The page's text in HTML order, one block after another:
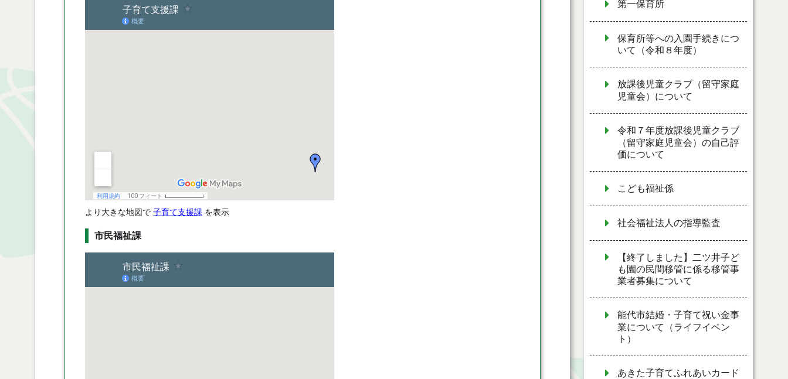
より大きな地図で 子育て支援課 を表示
市民福祉課
第一保育所
保育所等への入園手続きにつ
いて（令和８年度）
放課後児童クラブ（留守家庭
児童会）について
令和７年度放課後児童クラブ
（留守家庭児童会）の自己評
価について
こども福祉係
社会福祉法人の指導監査
【終了しました】二ツ井子ど
も園の民間移管に係る移管事
業者募集について
能代市結婚・子育て祝い金事
業について（ライフイベン
ト）
あきた子育てふれあいカード